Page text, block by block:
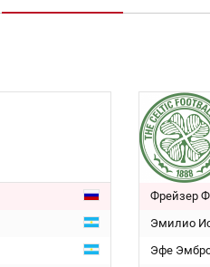
Фрейзер
Эмилио
Эфе